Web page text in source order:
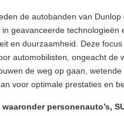
de autobanden van
geavanceerde
en duurzaamheid. Deze
automobilisten, ongeacht de
de weg op gaan,
voor optimale prestaties en
personenauto’s,